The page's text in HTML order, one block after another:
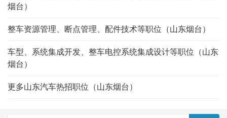
烟台）
整车资源管理、断点管理、配件技术等职位（山东烟台）
车型、系统集成开发、整车电控系统集成设计等职位（山东
烟台）
更多山东汽车热招职位（山东烟台）